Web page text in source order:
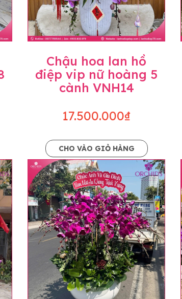
lan hồ điệp đẹp và hoàn chỉnh sẽ được
phẩm thực tế và trên hình. Cây hoa lan còn
sẽ thay đổi về độ dầy hoa, thưa hoa và
Orchids cam kết sản phẩm được
và kiểu chậu cũng như phụ kiện trang trí
vẫn giữ nguyên mức giá không thay đổi.
Chậu hoa lan hồ
điệp vip nữ hoàng 5
cành VNH14
17.500.000₫
CHO VÀO GIỎ HÀNG